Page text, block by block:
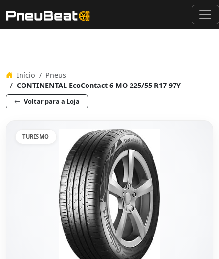
Início
Pneus
CONTINENTAL EcoContact 6 MO 225/55 R17 97Y
Voltar para a Loja
TURISMO